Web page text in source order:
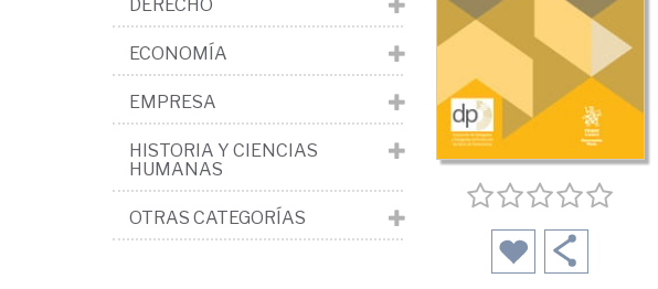
DERECHO
ECONOMÍA
EMPRESA
HISTORIA Y CIENCIAS
HUMANAS
OTRAS CATEGORÍAS